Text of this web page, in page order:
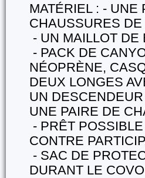
MATÉRIEL : - UNE
CHAUSSURES DE
- UN MAILLOT
- PACK DE
NÉOPRÈNE,
DEUX LONGES
UN
UNE PAIRE DE
- PRÊT
CONTRE
- SAC DE
DURANT LE